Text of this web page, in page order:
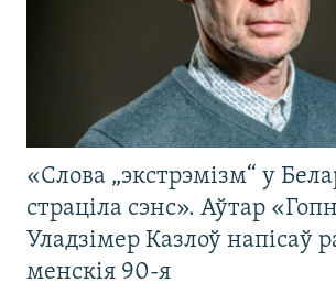
«Слова „экстрэмізм“ у
страціла сэнс». Аўтар
Уладзімер Казлоў напісаў
менскія 90-я